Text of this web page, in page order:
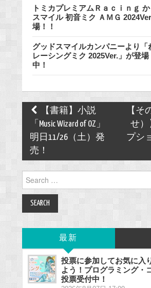
トミカプレミアムＲａｃｉｎｇ
スマイル 初音ミク ＡＭＧ
場！！
グッドスマイルカンパニーより「
レーシングミク 2025Ver.」が登
中！
Post
navigation
【書籍】小説
「Music Wizard of OZ」
明日11/26（土）発
売！
【そ
せ）
プシ
for:
最新
投票に参加してお気に入
よう！プログラミング・
投票受付中！